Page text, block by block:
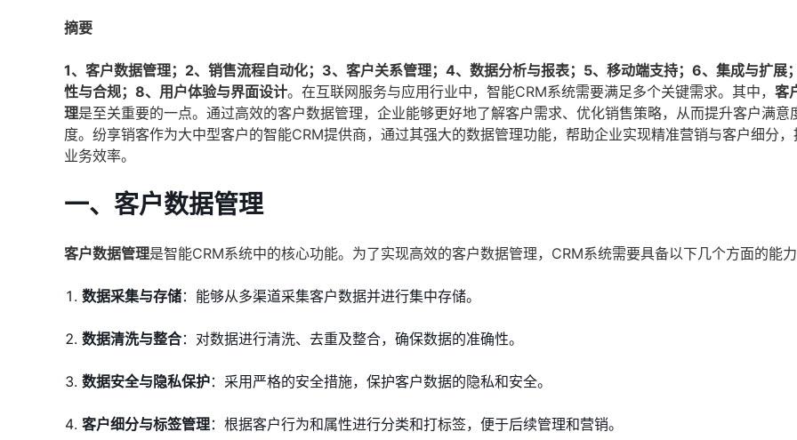
摘要
1、客户数据管理；2、销售流程自动化；3、客户关系管理；4、数据分析与报表；5、移动端支持；6、集成与扩展
性与合规；8、用户体验与界面设计。在互联网服务与应用行业中，智能CRM系统需要满足多个关键需求。其中， 客
理是至关重要的一点。通过高效的客户数据管理，企业能够更好地了解客户需求、优化销售策略，从而提升客户满意
度。纷享销客作为大中型客户的智能CRM提供商，通过其强大的数据管理功能，帮助企业实现精准营销与客户细分
业务效率。
一、客户数据管理
客户数据管理是智能CRM系统中的核心功能。为了实现高效的客户数据管理，CRM系统需要具备以下几个方面的能
数据采集与存储：能够从多渠道采集客户数据并进行集中存储。
数据清洗与整合：对数据进行清洗、去重及整合，确保数据的准确性。
数据安全与隐私保护：采用严格的安全措施，保护客户数据的隐私和安全。
客户细分与标签管理：根据客户行为和属性进行分类和打标签，便于后续管理和营销。